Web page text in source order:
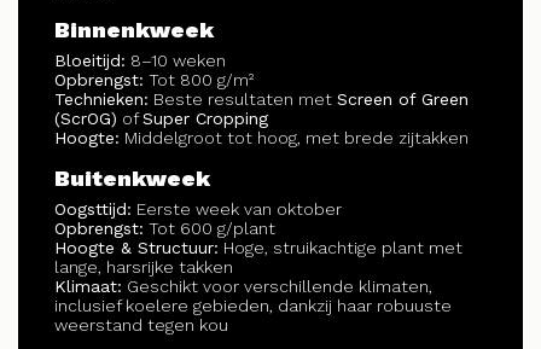
Binnenkweek
Bloeitijd: 8–10 weken
Opbrengst: Tot 800 g/m²
Technieken: Beste resultaten met Screen of Green
(ScrOG) ofSuper Cropping
Hoogte: Middelgroot tot hoog, met brede zijtakken
Buitenkweek
Oogsttijd: Eerste week van oktober
Opbrengst: Tot 600 g/plant
Hoogte & Structuur: Hoge, struikachtige plant met
lange, harsrijke takken
Klimaat: Geschikt voor verschillende klimaten,
inclusief koelere gebieden, dankzij haar robuuste
weerstand tegen kou